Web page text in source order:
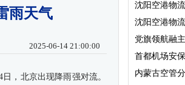
雨天气
2025-06-14 21:00:00
，北京出现降雨强对流。
沈阳空港物
沈阳空港物
党旗领航融
首都机场安
内蒙古空管